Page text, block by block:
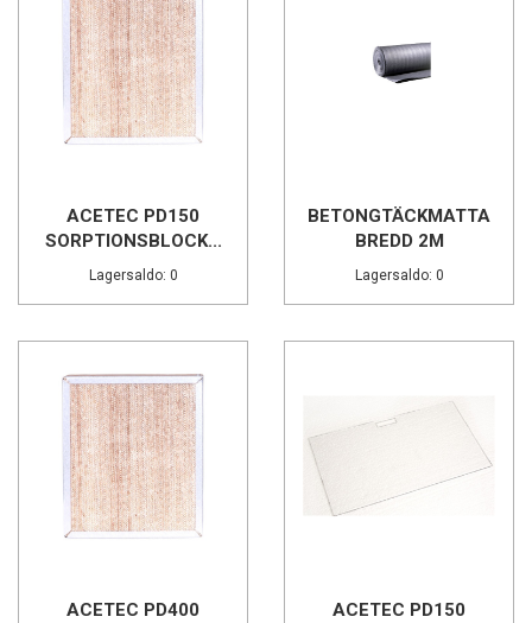
ACETEC PD150
SORPTIONSBLOCK...
Lagersaldo: 0
BETONGTÄCKMATTA
BREDD 2M
Lagersaldo: 0
ACETEC PD400
ACETEC PD150